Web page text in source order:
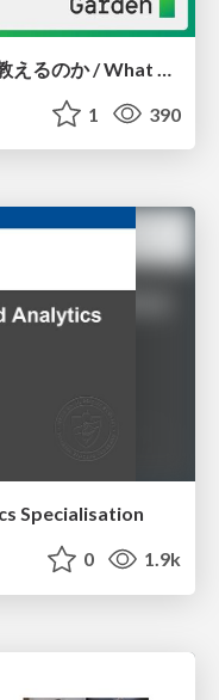
1 390
Specialisation
0 1.9k